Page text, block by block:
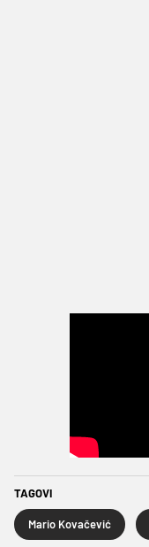
TAGOVI
Mario Kovačević